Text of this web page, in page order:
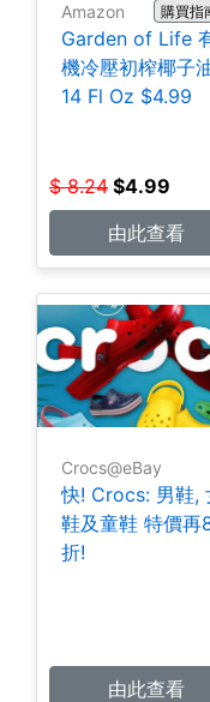
Amazon 購買指
Garden of Life
機冷壓初榨椰子
14 Fl Oz $4.99
$ 8.24 $4.99
由此查看
Crocs@eBay
快! Crocs: 男鞋,
鞋及童鞋 特價再
折!
由此查看